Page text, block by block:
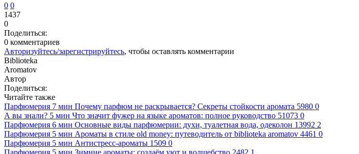
0 0
1437
0
Поделиться:
0 комментариев
Авторизуйтесь/зарегистрируйтесь, чтобы оставлять комментарии
Biblioteka
Aromatov
Автор
Поделиться:
Читайте также
Парфюмерия 7 мин Почему парфюм не раскрывается? Секреты стойкости аромата 5980 0
А вы знали? 5 мин Что значит фужер на языке ароматов: полное руководство 51073 0
Парфюмерия 6 мин Основные виды парфюмерии: духи, туалетная вода, одеколон 13992 2
Парфюмерия 5 мин Ароматы в стиле old money: путеводитель от biblioteka aromatov 4461 0
Парфюмерия 5 мин Антистресс-ароматы 1509 0
Парфюмерия 5 мин Зимние ароматы: создаём уют и волшебство 2482 1